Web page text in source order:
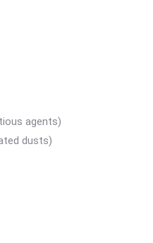
agents)
dusts)